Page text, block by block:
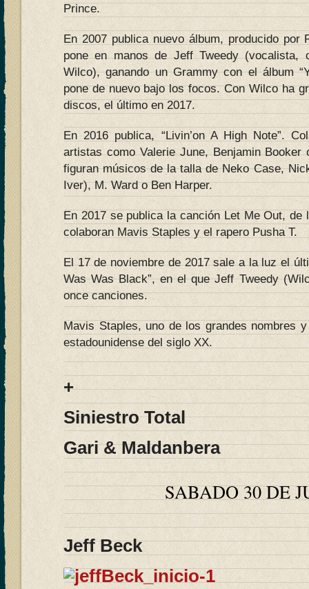
Prince.
En 2007 publica nuevo álbum, producido
pone en manos de Jeff Tweedy (vocalista,
Wilco), ganando un Grammy con el álbum
pone de nuevo bajo los focos. Con Wilco ha
discos, el último en 2017.
En 2016 publica, “Livin’on A High Note”.
artistas como Valerie June, Benjamin Booker
figuran músicos de la talla de Neko Case,
Iver), M. Ward o Ben Harper.
En 2017 se publica la canción Let Me Out, de
colaboran Mavis Staples y el rapero Pusha T.
El 17 de noviembre de 2017 sale a la luz el
Was Was Black”, en el que Jeff Tweedy
once canciones.
Mavis Staples, uno de los grandes nombres
estadounidense del siglo XX.
+
Siniestro Total
Gari & Maldanbera
SABADO 30 DE
Jeff Beck